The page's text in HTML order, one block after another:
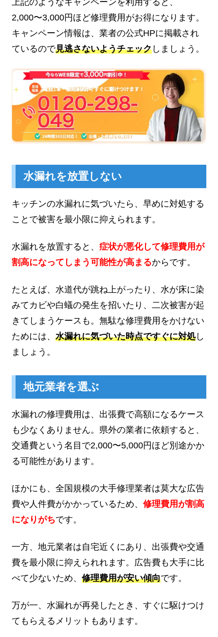
上記のようなキャンペーンを利用すると、
2,000〜3,000円ほど修理費用がお得になります。
キャンペーン情報は、業者の公式HPに掲載され
ているので見逃さないようチェック しましょう。
水漏れを放置しない
キッチンの水漏れに気づいたら、早めに対処する
ことで被害を最小限に抑えられます。
水漏れを放置すると、 症状が悪化して修理費用が
割高になってしまう可能性が高まるからです。
たとえば、水道代が跳ね上がったり、水が床に染
みてカビや白蟻の発生を招いたり、二次被害が起
きてしまうケースも。無駄な修理費用をかけない
ためには、 水漏れに気づいた時点ですぐに対処し
ましょう。
地元業者を選ぶ
水漏れの修理費用は、出張費で高額になるケース
も少なくありません。県外の業者に依頼すると、
交通費という名目で2,000〜5,000円ほど別途かか
る可能性があります。
ほかにも、全国規模の大手修理業者は莫大な広告
費や人件費がかかっているため、 修理費用が割高
になりがちです。
一方、地元業者は自宅近くにあり、出張費や交通
費を最小限に抑えられれます。広告費も大手に比
べて少ないため、 修理費用が安い傾向です。
万が一、水漏れが再発したとき、すぐに駆けつけ
てもらえるメリットもあります。